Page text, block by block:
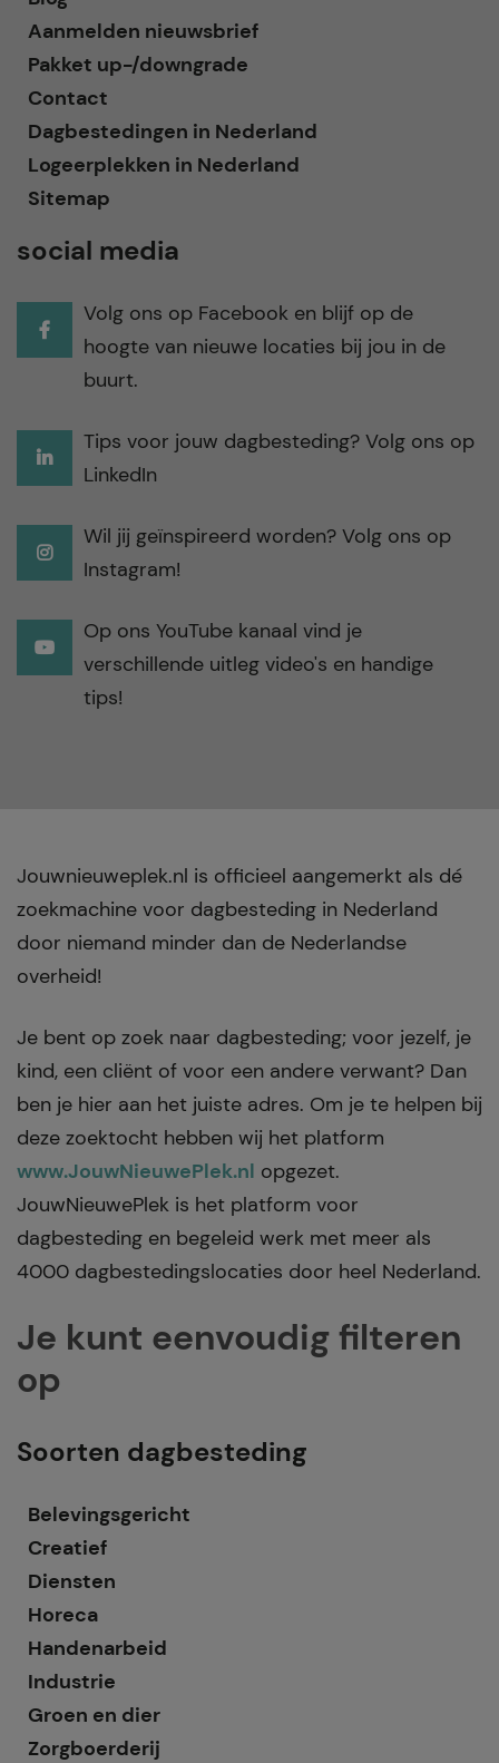
Aanmelden nieuwsbrief
Pakket up-/downgrade
Contact
Dagbestedingen in Nederland
Logeerplekken in Nederland
Sitemap
social media
Volg ons op Facebook en blijf op de
hoogte van nieuwe locaties bij jou in de
buurt.
Tips voor jouw dagbesteding? Volg ons op
LinkedIn
Wil jij geïnspireerd worden? Volg ons op
Instagram!
Op ons YouTube kanaal vind je
verschillende uitleg video's en handige
tips!
Jouwnieuweplek.nl is officieel aangemerkt als dé
zoekmachine voor dagbesteding in Nederland
door niemand minder dan de Nederlandse
overheid!
Je bent op zoek naar dagbesteding; voor jezelf, je
kind, een cliënt of voor een andere verwant? Dan
ben je hier aan het juiste adres. Om je te helpen bij
deze zoektocht hebben wij het platform
www.JouwNieuwePlek.nl opgezet.
JouwNieuwePlek is het platform voor
dagbesteding en begeleid werk met meer als
4000 dagbestedingslocaties door heel Nederland.
Je kunt eenvoudig filteren
op
Soorten dagbesteding
Belevingsgericht
Creatief
Diensten
Horeca
Handenarbeid
Industrie
Groen en dier
Zorgboerderij